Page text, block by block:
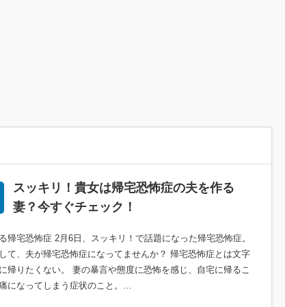
スッキリ！貴女は帰宅恐怖症の夫を作る
妻？今すぐチェック！
帰宅恐怖症 2月6日、スッキリ！で話題になった帰宅恐怖症。
て、夫が帰宅恐怖症になってませんか？ 帰宅恐怖症とは文字
帰りたくない。 妻の暴言や態度に恐怖を感じ、自宅に帰るこ
になってしまう症状のこと。…